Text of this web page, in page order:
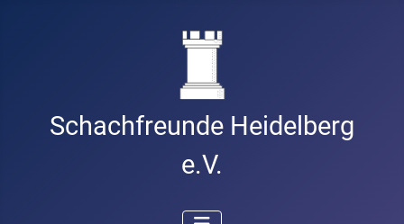
Schachfreunde Heidelberg
e.V.